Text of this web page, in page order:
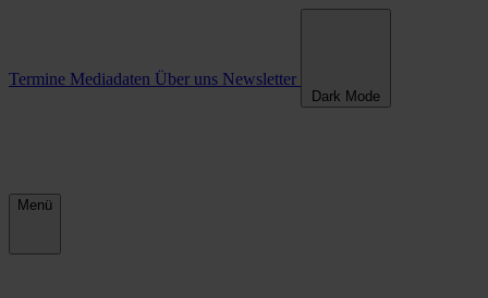
Termine Mediadaten Über uns Newsletter
Dark Mode
Menü